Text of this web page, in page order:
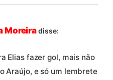
Moreiradisse:
Elias fazer gol, mais não
Araújo, e só um lembrete